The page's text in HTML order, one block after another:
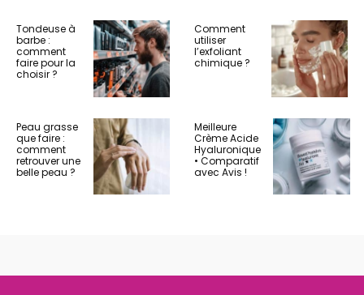
Tondeuse à
barbe :
comment
faire pour la
choisir ?
Comment
utiliser
l’exfoliant
chimique ?
Peau grasse
que faire :
comment
retrouver une
belle peau ?
Meilleure
Crème Acide
Hyaluronique
• Comparatif
avec Avis !